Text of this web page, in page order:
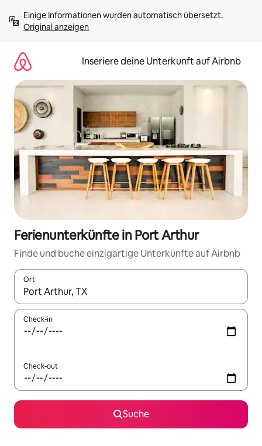
Inhalten
springenOriginal anzeigen
Inseriere deine Unterkunft auf Airbnb
Ferienunterkünfte in Port Arthur
Finde und buche einzigartige Unterkünfte auf Airbnb
Ort
Wenn Ergebnisse verfügbar sind, navigiere mit den
Check-in
Check-out
Suche